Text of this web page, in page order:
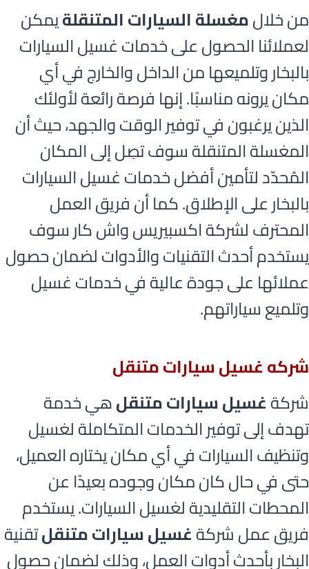
من خلالمغسلة السيارات المتنقلةيمكن
لعملائنا الحصول على خدمات غسيل السيارات
بالبخار وتلميعها من الداخل والخارج في أي
مكان يرونه مناسبًا. إنها فرصة رائعة لأولئك
الذين يرغبون في توفير الوقت والجهد، حيث أن
المغسلة المتنقلة سوف تصِل إلى المكان
المُحدّد لتأمين أفضل خدمات غسيل السيارات
بالبخار على الإطلاق. كما أن فريق العمل
المحترف لشركة اكسبيريس واش كار سوف
يستخدم أحدث التقنيات والأدوات لضمان حصول
عملائها على جودة عالية في خدمات غسيل
وتلميع سياراتهم.
شركه غسيل سيارات متنقل
شركةغسيل سيارات متنقلهي خدمة
تهدف إلى توفير الخدمات المتكاملة لغسيل
وتنظيف السيارات في أي مكان يختاره العميل،
حتى في حال كان مكان وجوده بعيدًا عن
المحطات التقليدية لغسيل السيارات. يستخدم
فريق عمل شركةغسيل سيارات متنقلتقنية
البخار بأحدث أدوات العمل، وذلك لضمان حصول